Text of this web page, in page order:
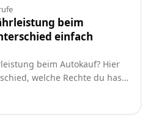
beim
einfach
beim Autokauf? Hier
welche Rechte du hast
oder Gebrauchtwagen